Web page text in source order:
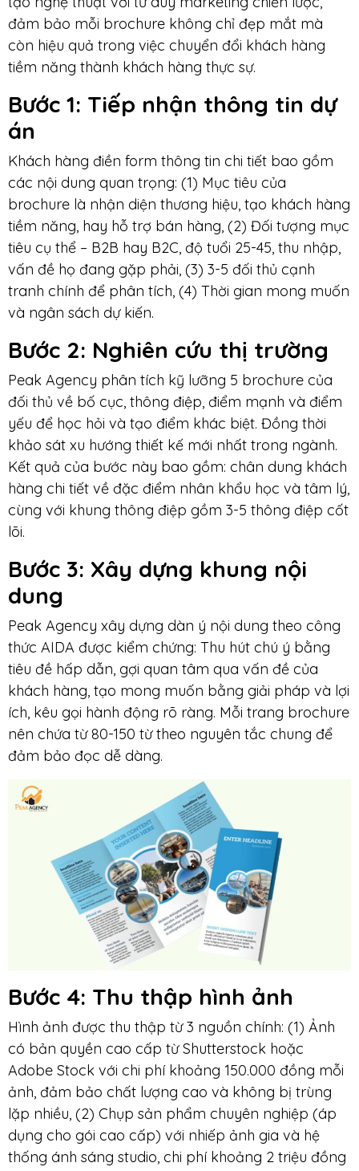
đảm bảo mỗi brochure không chỉ đẹp mắt mà
còn hiệu quả trong việc chuyển đổi khách hàng
tiềm năng thành khách hàng thực sự.
Bước 1: Tiếp nhận thông tin dự
án
Khách hàng điền form thông tin chi tiết bao gồm
các nội dung quan trọng: (1) Mục tiêu của
brochure là nhận diện thương hiệu, tạo khách hàng
tiềm năng, hay hỗ trợ bán hàng, (2) Đối tượng mục
tiêu cụ thể – B2B hay B2C, độ tuổi 25-45, thu nhập,
vấn đề họ đang gặp phải, (3) 3-5 đối thủ cạnh
tranh chính để phân tích, (4) Thời gian mong muốn
và ngân sách dự kiến.
Bước 2: Nghiên cứu thị trường
Peak Agency phân tích kỹ lưỡng 5 brochure của
đối thủ về bố cục, thông điệp, điểm mạnh và điểm
yếu để học hỏi và tạo điểm khác biệt. Đồng thời
khảo sát xu hướng thiết kế mới nhất trong ngành.
Kết quả của bước này bao gồm: chân dung khách
hàng chi tiết về đặc điểm nhân khẩu học và tâm lý,
cùng với khung thông điệp gồm 3-5 thông điệp cốt
lõi.
Bước 3: Xây dựng khung nội
dung
Peak Agency xây dựng dàn ý nội dung theo công
thức AIDA được kiểm chứng: Thu hút chú ý bằng
tiêu đề hấp dẫn, gợi quan tâm qua vấn đề của
khách hàng, tạo mong muốn bằng giải pháp và lợi
ích, kêu gọi hành động rõ ràng. Mỗi trang brochure
nên chứa từ 80-150 từ theo nguyên tắc chung để
đảm bảo đọc dễ dàng.
Bước 4: Thu thập hình ảnh
Hình ảnh được thu thập từ 3 nguồn chính: (1) Ảnh
có bản quyền cao cấp từ Shutterstock hoặc
Adobe Stock với chi phí khoảng 150.000 đồng mỗi
ảnh, đảm bảo chất lượng cao và không bị trùng
lặp nhiều, (2) Chụp sản phẩm chuyên nghiệp (áp
dụng cho gói cao cấp) với nhiếp ảnh gia và hệ
thống ánh sáng studio, chi phí khoảng 2 triệu đồng